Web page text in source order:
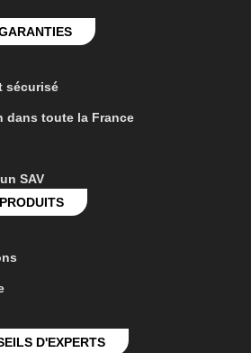
sécurisé
dans toute la France
SAV
D'EXPERTS